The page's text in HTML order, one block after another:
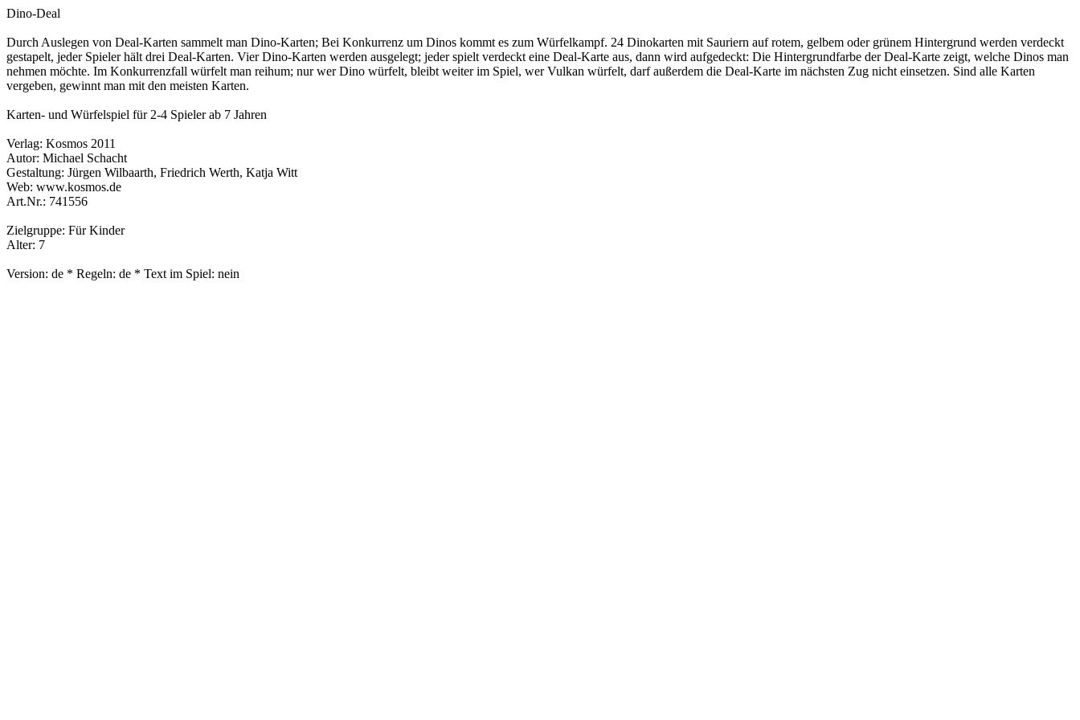
Dino-Deal
Durch Auslegen von Deal-Karten sammelt man Dino-Karten; Bei Konkurrenz um Dinos kommt es zum Würfelkampf. 24 Dinokarten mit Sauriern auf rotem, gelbem oder grünem Hintergrund werden verdeckt
gestapelt, jeder Spieler hält drei Deal-Karten. Vier Dino-Karten werden ausgelegt; jeder spielt verdeckt eine Deal-Karte aus, dann wird aufgedeckt: Die Hintergrundfarbe der Deal-Karte zeigt, welche Dinos man
nehmen möchte. Im Konkurrenzfall würfelt man reihum; nur wer Dino würfelt, bleibt weiter im Spiel, wer Vulkan würfelt, darf außerdem die Deal-Karte im nächsten Zug nicht einsetzen. Sind alle Karten
vergeben, gewinnt man mit den meisten Karten.
Karten- und Würfelspiel für 2-4 Spieler ab 7 Jahren
Verlag: Kosmos 2011
Autor: Michael Schacht
Gestaltung: Jürgen Wilbaarth, Friedrich Werth, Katja Witt
Web: www.kosmos.de
Art.Nr.: 741556
Zielgruppe: Für Kinder
Alter: 7
Version: de * Regeln: de * Text im Spiel: nein